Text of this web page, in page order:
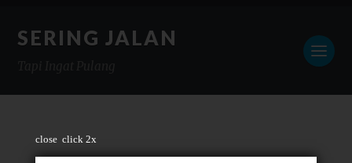
close click 2x
SERING JALAN